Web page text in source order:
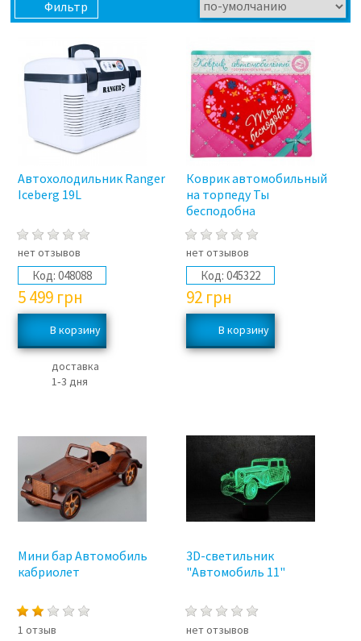
Фильтр
Автохолодильник Ranger
Iceberg 19L
нет отзывов
Код: 048088
5 499 грн
доставка
1‑3 дня
Коврик автомобильный
на торпеду Ты
бесподобна
нет отзывов
Код: 045322
92 грн
Мини бар Автомобиль
кабриолет
1 отзыв
3D-светильник
"Автомобиль 11"
нет отзывов